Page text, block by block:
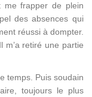
me frapper de plein
des absences qui
réussi à dompter.
m’a retiré une partie
temps. Puis soudain
toujours le plus